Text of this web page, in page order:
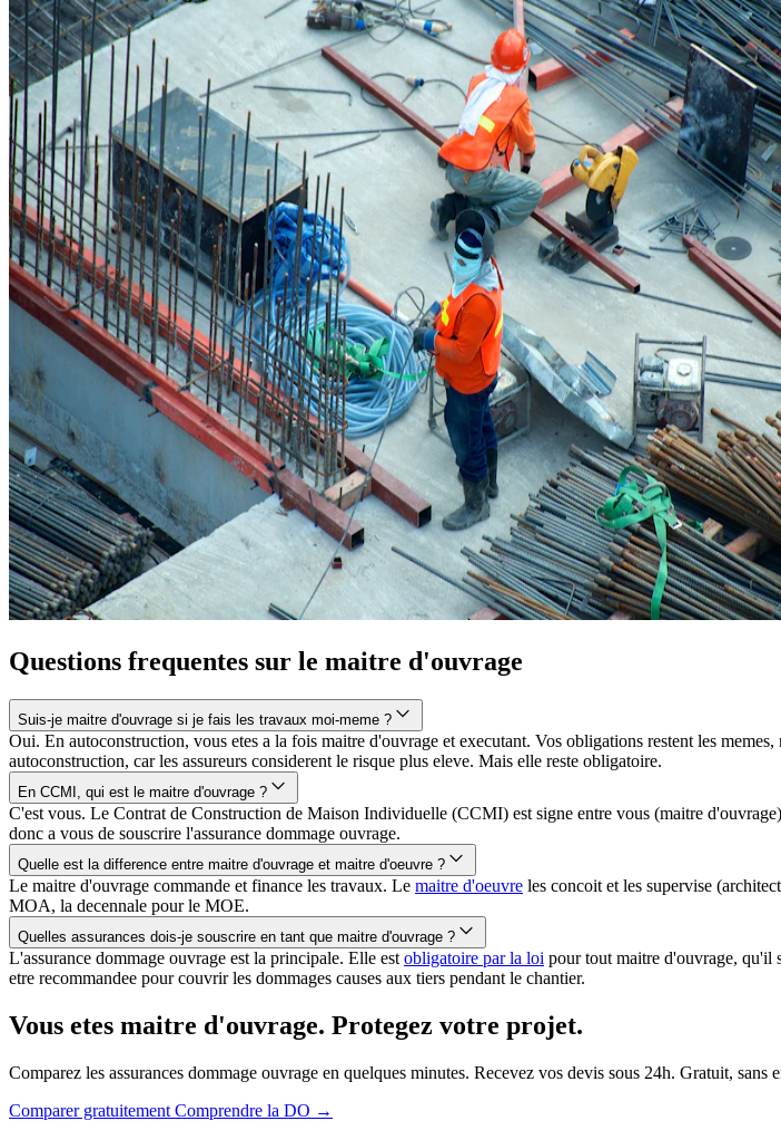
Questions frequentes sur le maitre d'ouvrage
Suis-je maitre d'ouvrage si je fais les travaux moi-meme ?
Oui. En autoconstruction, vous etes a la fois maitre d'ouvrage et executant. Vos obligations restent les
autoconstruction, car les assureurs considerent le risque plus eleve. Mais elle reste obligatoire.
En CCMI, qui est le maitre d'ouvrage ?
C'est vous. Le Contrat de Construction de Maison Individuelle (CCMI) est signe entre vous (maitre
donc a vous de souscrire l'assurance dommage ouvrage.
Quelle est la difference entre maitre d'ouvrage et maitre d'oeuvre ?
Le maitre d'ouvrage commande et finance les travaux. Le maitre d'oeuvre les concoit et les supervise
MOA, la decennale pour le MOE.
Quelles assurances dois-je souscrire en tant que maitre d'ouvrage ?
L'assurance dommage ouvrage est la principale. Elle est obligatoire par la loi pour tout maitre d'ouvrage, qu'il
etre recommandee pour couvrir les dommages causes aux tiers pendant le chantier.
Vous etes maitre d'ouvrage. Protegez votre projet.
Comparez les assurances dommage ouvrage en quelques minutes. Recevez vos devis sous 24h. Gratuit, sans
Comparer gratuitement Comprendre la DO →